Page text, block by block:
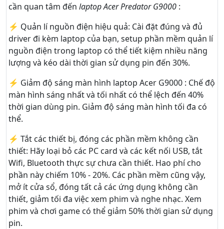
cần quan tâm đến laptop Acer Predator G9000 :
⚡ Quản lí nguồn điện hiệu quả: Cài đặt đúng và đủ
driver đi kèm laptop của bạn, setup phần mềm quản lí
nguồn điện trong laptop có thể tiết kiệm nhiều năng
lượng và kéo dài thời gian sử dụng pin đến 30%.
⚡ Giảm độ sáng màn hình laptop Acer G9000 : Chế độ
màn hình sáng nhất và tối nhất có thể lệch đến 40%
thời gian dùng pin. Giảm độ sáng màn hình tối đa có
thể.
⚡ Tắt các thiết bị, đóng các phần mềm không cần
thiết: Hãy loại bỏ các PC card và các kết nối USB, tắt
Wifi, Bluetooth thực sự chưa cần thiết. Hao phí cho
phần này chiếm 10% - 20%. Các phần mềm cũng vậy,
mở ít cửa sổ, đóng tất cả các ứng dụng không cần
thiết, giảm tối đa việc xem phim và nghe nhạc. Xem
phim và chơi game có thể giảm 50% thời gian sử dụng
pin.